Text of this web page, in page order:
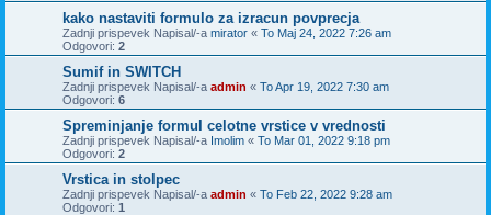
kako nastaviti formulo za izracun povprecja
Zadnji prispevek Napisal/-a mirator « To Maj 24, 2022 7:26 am
Odgovori: 2
Sumif in SWITCH
Zadnji prispevek Napisal/-a admin « To Apr 19, 2022 7:30 am
Odgovori: 6
Spreminjanje formul celotne vrstice v vrednosti
Zadnji prispevek Napisal/-a Imolim « To Mar 01, 2022 9:18 pm
Odgovori: 2
Vrstica in stolpec
Zadnji prispevek Napisal/-a admin « To Feb 22, 2022 9:28 am
Odgovori: 1